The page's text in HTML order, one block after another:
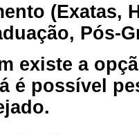
(Exatas,
Pós-
existe a
é possível